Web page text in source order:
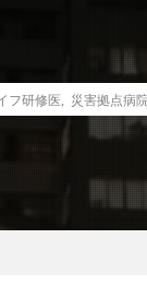
フ研修医 災害拠点病